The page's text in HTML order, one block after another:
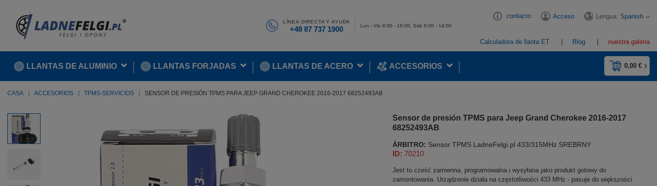
LÍNEA DIRECTA Y AYUDA
+48 87 737 1900 Lun - Vie 8:00 - 18:00, Sáb 9:00 - 14:00
contacto Acceso Lengua: Spanish
Calculadora de llanta ET Blog nuestra galeria
0,00 €
LLANTAS DE ALUMINIO LLANTAS FORJADAS LLANTAS DE ACERO ACCESORIOS
CASA ACCESORIOS TPMS-SERVICIOS SENSOR DE PRESIÓN TPMS PARA JEEP GRAND CHEROKEE 2016-2017 68252493AB
Sensor de presión TPMS para Jeep Grand Cherokee 2016-2017
68252493AB
ÁRBITRO: Sensor TPMS LadneFelgi.pl 433/315MHz SREBRNY
ID:70210
Jest to cześć zamienna, programowalna i wysyłana jako produkt gotowy do
zamontowania. Urządzenie działa na częstotliwości 433 MHz - pasuje do większości